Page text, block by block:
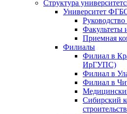
Структура
Университет
Факультеты
Приемная
Филиалы
Филиал в
ИрГУПС)
Филиал в
Филиал в
Сибирский